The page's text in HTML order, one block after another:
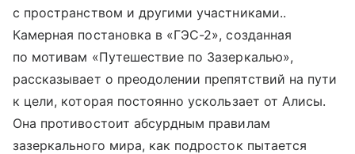
с пространством и другими участниками..
Камерная постановка в «ГЭС-2», созданная
по мотивам «Путешествие по Зазеркалью»,
рассказывает о преодолении препятствий на пути
к цели, которая постоянно ускользает от Алисы.
Она противостоит абсурдным правилам
зазеркального мира, как подросток пытается